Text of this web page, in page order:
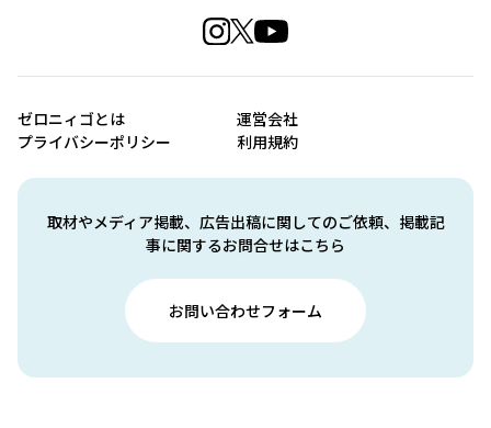
取材やメディア掲載、広告出稿に関してのご依頼、掲載記
事に関するお問合せはこちら
お問い合わせフォーム
ゼロニィゴとは
運営会社
プライバシーポリシー
利用規約